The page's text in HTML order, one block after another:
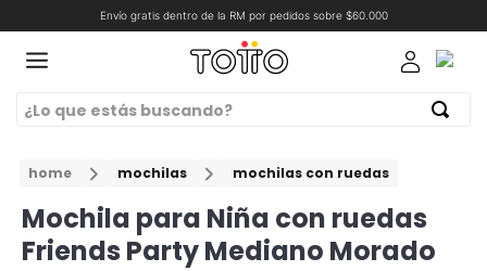
Envío gratis dentro de la RM por pedidos sobre $60.000
¿Lo que estás buscando?
home mochilas mochilas con ruedas
Mochila para Niña con ruedas
Friends Party Mediano Morado
1. lonchera
2. mochilas
3. estuche